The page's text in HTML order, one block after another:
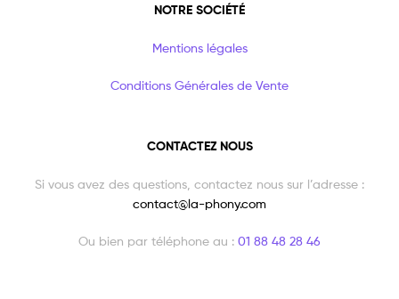
NOTRE SOCIÉTÉ
Mentions légales
Conditions Générales de Vente
CONTACTEZ NOUS
Si vous avez des questions, contactez nous sur l’adresse :
contact@la-phony.com
Ou bien par téléphone au : 01 88 48 28 46